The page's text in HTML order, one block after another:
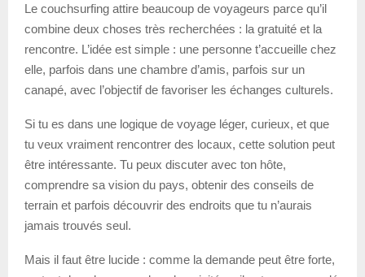
Le couchsurfing attire beaucoup de voyageurs parce qu’il
combine deux choses très recherchées : la gratuité et la
rencontre. L’idée est simple : une personne t’accueille chez
elle, parfois dans une chambre d’amis, parfois sur un
canapé, avec l’objectif de favoriser les échanges culturels.
Si tu es dans une logique de voyage léger, curieux, et que
tu veux vraiment rencontrer des locaux, cette solution peut
être intéressante. Tu peux discuter avec ton hôte,
comprendre sa vision du pays, obtenir des conseils de
terrain et parfois découvrir des endroits que tu n’aurais
jamais trouvés seul.
Mais il faut être lucide : comme la demande peut être forte,